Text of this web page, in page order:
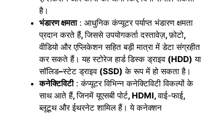
है।
भंडारण क्षमता: आधुनिक कंप्यूटर पर्याप्त भंडारण क्षमता
प्रदान करते हैं,जिससे उपयोगकर्ता दस्तावेज़,फ़ोटो,
वीडियो और एप्लिकेशन सहित बड़ी मात्रा में डेटा संग्रहीत
कर सकते हैं। यह स्टोरेज हार्ड डिस्क ड्राइव (HDD) या
सॉलिड–स्टेट ड्राइव (SSD) के रूप में हो सकता है।
कनेक्टिविटी: कंप्यूटर विभिन्न कनेक्टिविटी विकल्पों के
साथ आते हैं,जिनमें यूएसबी पोर्ट, HDMI,वाई-फाई,
ब्लूटूथ और ईथरनेट शामिल हैं। ये कनेक्शन